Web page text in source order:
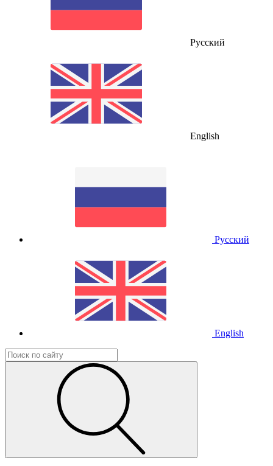
Русский
English
Русский
English